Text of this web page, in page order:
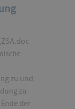
zu und
zu
der